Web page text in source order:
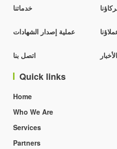
خدماتنا
عملية إصدار الشهادات
اتصل بنا الأخبار
Quick links
Home
Who We Are
Services
Partners